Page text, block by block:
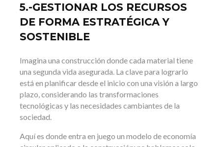
5.-GESTIONAR LOS RECURSOS
DE FORMA ESTRATÉGICA Y
SOSTENIBLE
Imagina una construcción donde cada material tiene
una segunda vida asegurada. La clave para lograrlo
está en planificar desde el inicio con una visión a largo
plazo, considerando las transformaciones
tecnológicas y las necesidades cambiantes de la
sociedad.
Aquí es donde entra en juego un modelo de economía